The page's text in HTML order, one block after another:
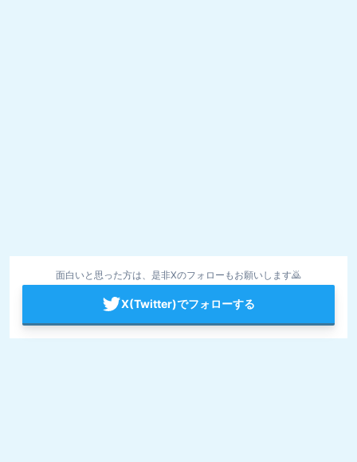
面白いと思った方は、是非Xのフォローもお願いします🙇
X(Twitter)でフォローする